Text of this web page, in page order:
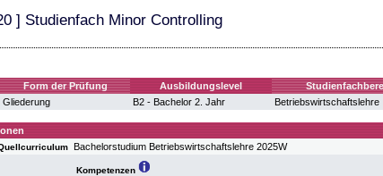
] Studienfach Minor Controlling
Form der Prüfung Ausbildungslevel
Gliederung B2 - Bachelor 2. Jahr Betriebswirtschaftslehre
Bachelorstudium Betriebswirtschaftslehre 2025W
Kompetenzen